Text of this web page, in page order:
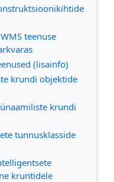
teenuse
(lisainfo)
krundi objektide
krundi
tunnusklasside
kruntidele